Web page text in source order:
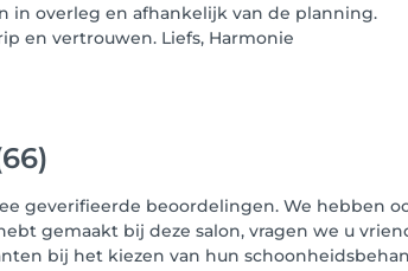
in overleg en afhankelijk van de planning.
en vertrouwen. Liefs, Harmonie
geverifieerde beoordelingen. We
gemaakt bij deze salon, vragen we u
bij het kiezen van hun